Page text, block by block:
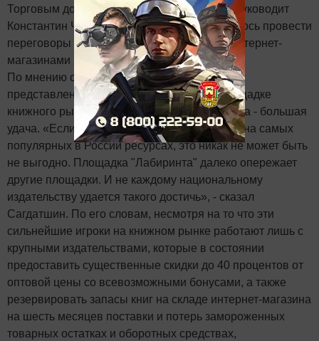
Торговым домом «Белый город», которым руководит
Константин Чеченев, «Таткнигоиздату» удалось провести
переговоры по вопросу сотрудничества с интернет-
магазинами на щадящих условиях.
По мнению собеседника агентства, быть
представленным на самой популярной площадке
книжного рынка для издательства Татарстана - большая
удача. «Если книги издательства продаются на самых
популярных в России ресурсах, это никак не может быть
не выгодно. Площадка "Лабиринта" далеко опережает
другие площадки. И не каждому национальному
издательству удается такого достичь», - сказал
Сагдатшин. По его словам, несмотря на то что эти
сильнейшие игроки на книжном рынке работают лишь с
крупными издательствами, которые в состоянии
предоставить существенные скидки до 40 процентов от
оптовой цены со всевозможными бонусами, а также
резервировать запасы книг на складе интернет-магазина
на шесть месяцев поставки и потерь замороженных
товарных остатках и оборотных средствах,